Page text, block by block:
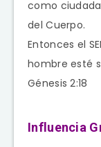
como
del Cuerpo.
Entonces el
hombre esté
Génesis 2:18
Influencia